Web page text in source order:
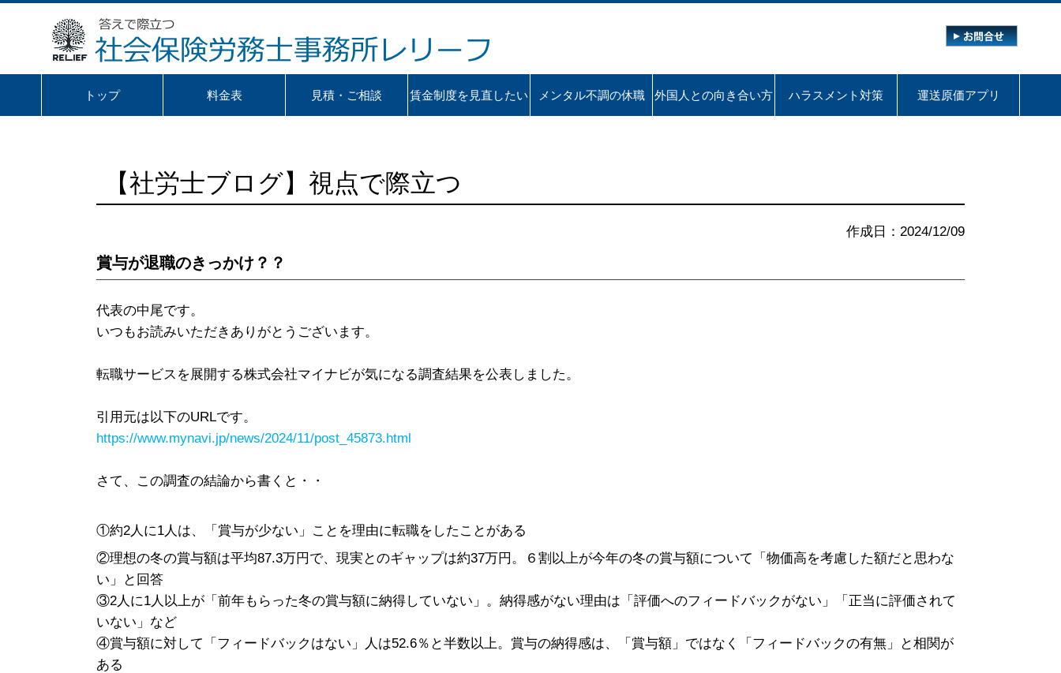
トップ 料金表 見積・ご相談 賃金制度を見直したい メンタル不調の休職 外国人との向き合い方 ハラスメント対策 運送原価アプリ
【社労士ブログ】視点で際立つ
作成日：2024/12/09
賞与が退職のきっかけ？？
代表の中尾です。
いつもお読みいただきありがとうございます。
転職サービスを展開する株式会社マイナビが気になる調査結果を公表しました。
引用元は以下のURLです。
https://www.mynavi.jp/news/2024/11/post_45873.html
さて、この調査の結論から書くと・・
①約2人に1人は、「賞与が少ない」ことを理由に転職をしたことがある
②理想の冬の賞与額は平均87.3万円で、現実とのギャップは約37万円。６割以上が今年の冬の賞与額について「物価高を考慮した額だと思わな
い」と回答
③2人に1人以上が「前年もらった冬の賞与額に納得していない」。納得感がない理由は「評価へのフィードバックがない」「正当に評価されて
いない」など
④賞与額に対して「フィードバックはない」人は52.6％と半数以上。賞与の納得感は、「賞与額」ではなく「フィードバックの有無」と相関が
ある